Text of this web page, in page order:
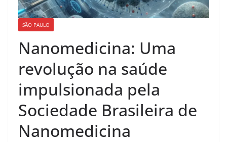
SÃO PAULO
Nanomedicina: Uma
revolução na saúde
impulsionada pela
Sociedade Brasileira de
Nanomedicina